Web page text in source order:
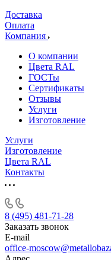
Доставка
Оплата
Компания
О компании
Цвета RAL
ГОСТы
Сертификаты
Отзывы
Услуги
Изготовление
Услуги
Изготовление
Цвета RAL
Контакты
8 (495) 481-71-28
Заказать звонок
E-mail
office-